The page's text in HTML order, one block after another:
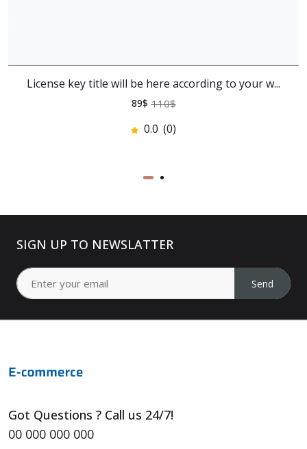
License key title will be here according to your w...
89$ 110$
0.0 (0)
SIGN UP TO NEWSLATTER
Send
Got Questions ? Call us 24/7!
00 000 000 000